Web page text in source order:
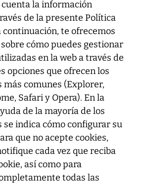
cuenta la información
de la presente Política
continuación, te ofrecemos
cómo puedes gestionar
en la web a través de
opciones que ofrecen los
más comunes (Explorer,
Safari y Opera). En la
de la mayoría de los
se indica cómo configurar su
que no acepte cookies,
cada vez que reciba
así como para
todas las